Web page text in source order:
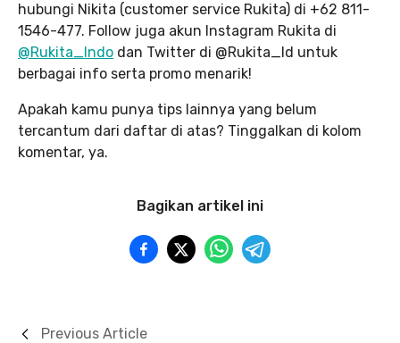
hubungi Nikita (customer service Rukita) di +62 811-
1546-477. Follow juga akun Instagram Rukita di
@Rukita_Indo dan Twitter di @Rukita_Id untuk
berbagai info serta promo menarik!
Apakah kamu punya tips lainnya yang belum
tercantum dari daftar di atas? Tinggalkan di kolom
komentar, ya.
Bagikan artikel ini
Previous Article